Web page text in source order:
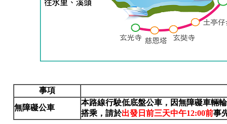
事項
無障礙公車
本路線行駛低底盤公車，因無障礙車輛
搭乘，請於出發日前三天中午12:00前事